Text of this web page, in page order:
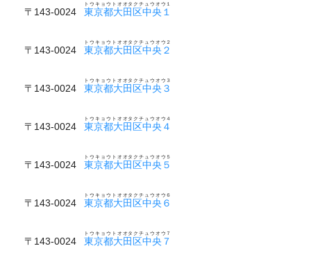
〒143-0024 東京都大田区中央１
トウキョウトオオタクチュウオウ１
〒143-0024 東京都大田区中央２
トウキョウトオオタクチュウオウ２
〒143-0024 東京都大田区中央３
トウキョウトオオタクチュウオウ３
〒143-0024 東京都大田区中央４
トウキョウトオオタクチュウオウ４
〒143-0024 東京都大田区中央５
トウキョウトオオタクチュウオウ５
〒143-0024 東京都大田区中央６
トウキョウトオオタクチュウオウ６
〒143-0024 東京都大田区中央７
トウキョウトオオタクチュウオウ７